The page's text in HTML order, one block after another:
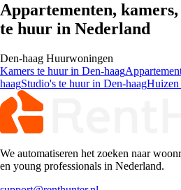
Appartementen,
te huur in Nederland
Den-haag Huurwoningen
Kamers te huur in Den-haag
haagStudio's te huur in Den-haagHuizen
We automatiseren het zoeken naar
en young professionals in Nederland.